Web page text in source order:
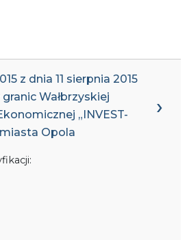
z dnia 11 sierpnia 2015
Wałbrzyskiej
„INVEST-
Opola